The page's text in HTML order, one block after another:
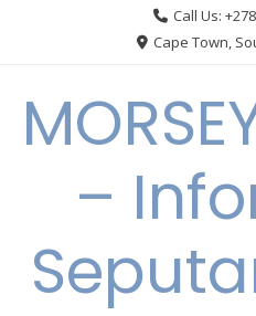
Call Us:
Cape Town,
–